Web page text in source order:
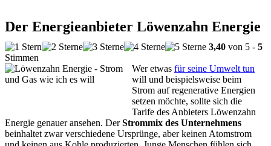
Der Energieanbieter Löwenzahn Energie
3,40 von 5 - 5
Stimmen
Wer etwas für seine Umwelt tun
will und beispielsweise beim
Strom auf regenerative Energien
setzen möchte, sollte sich die
Tarife des Anbieters Löwenzahn
Energie genauer ansehen. DerStrommix des Unternehmens
beinhaltet zwar verschiedene Ursprünge, aber keinen Atomstrom